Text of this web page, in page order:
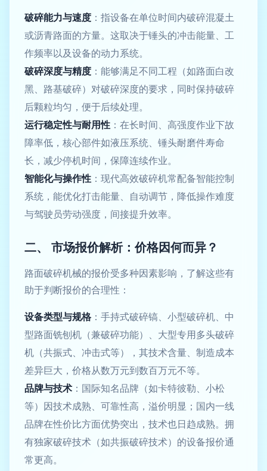
破碎能力与速度 ：指设备在单位时间内破碎混凝土
或沥青路面的方量。这取决于锤头的冲击能量、工
作频率以及设备的动力系统。
破碎深度与精度 ：能够满足不同工程（如路面白改
黑、路基破碎）对破碎深度的要求，同时保持破碎
后颗粒均匀，便于后续处理。
运行稳定性与耐用性 ：在长时间、高强度作业下故
障率低，核心部件如液压系统、锤头耐磨件寿命
长，减少停机时间，保障连续作业。
智能化与操作性 ：现代高效破碎机常配备智能控制
系统，能优化打击能量、自动调节，降低操作难度
与驾驶员劳动强度，间接提升效率。
二、 市场报价解析：价格因何而异？
路面破碎机械的报价受多种因素影响，了解这些有
助于判断报价的合理性：
设备类型与规格 ：手持式破碎镐、小型破碎机、中
型路面铣刨机（兼破碎功能）、大型专用多头破碎
机（共振式、冲击式等），其技术含量、制造成本
差异巨大，价格从数万元到数百万元不等。
品牌与技术 ：国际知名品牌（如卡特彼勒、小松
等）因技术成熟、可靠性高，溢价明显；国内一线
品牌在性价比方面优势突出，技术也日趋成熟。拥
有独家破碎技术（如共振破碎技术）的设备报价通
常更高。